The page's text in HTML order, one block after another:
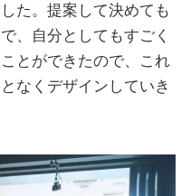
た。提案して決めても
、自分としてもすごく
とができたので、これ
なくデザインしていき